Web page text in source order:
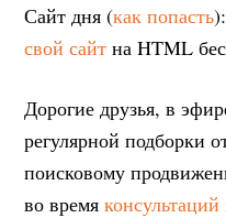
Сайт дня (как попасть
свой сайт на HTML
Дорогие друзья, в
регулярной подборки
поисковому
во время